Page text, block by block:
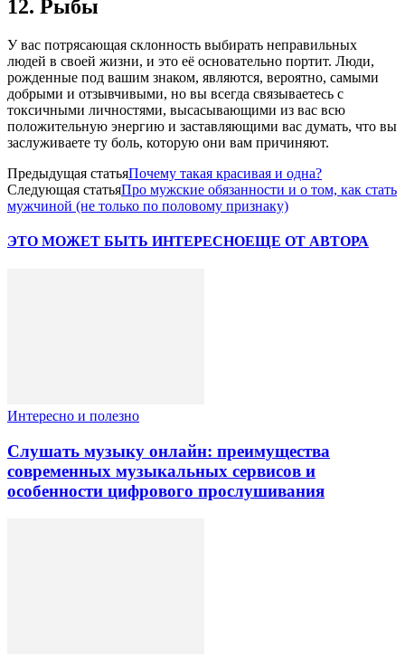
12. Рыбы
У вас потрясающая склонность выбирать неправильных
людей в своей жизни, и это её основательно портит. Люди,
рожденные под вашим знаком, являются, вероятно, самыми
добрыми и отзывчивыми, но вы всегда связываетесь с
токсичными личностями, высасывающими из вас всю
положительную энергию и заставляющими вас думать, что вы
заслуживаете ту боль, которую они вам причиняют.
Предыдущая статьяПочему такая красивая и одна?
Следующая статьяПро мужские обязанности и о том, как стать
мужчиной (не только по половому признаку)
ЭТО МОЖЕТ БЫТЬ ИНТЕРЕСНОЕЩЕ ОТ АВТОРА
Интересно и полезно
Слушать музыку онлайн: преимущества
современных музыкальных сервисов и
особенности цифрового прослушивания